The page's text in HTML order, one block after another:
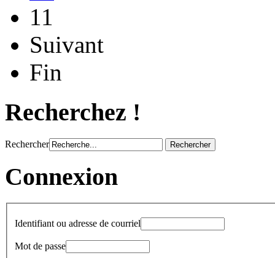
11
Suivant
Fin
Recherchez !
Rechercher
Connexion
Identifiant ou adresse de courriel
Mot de passe